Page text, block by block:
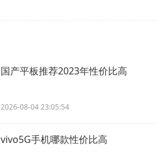
国产平板推荐2023年性价比高
2026-08-04 23:05:54
vivo5G手机哪款性价比高